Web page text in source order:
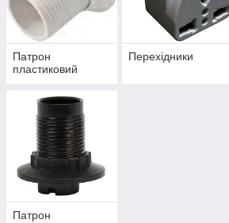
Патрон
пластиковий
Перехідники
Патрон